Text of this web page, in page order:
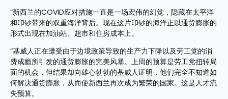
“新西兰的COVID应对措施一直是一场宏伟的幻觉，隐藏在太平洋
和印钞带来的双重海洋背后。现在这片印钞的海洋正以通货膨胀的
形式出现在加油站、超市和住房成本上。
“基威人正在遭受由于边境政策导致的生产力下降以及劳工党的消
费成瘾所引发的通货膨胀的完美风暴。上周的预算是劳工党扭转局
面的机会，但结果却向雄心勃勃的基威人证明，他们完全不知道如
何解决通货膨胀，从而使新西兰再次成为繁荣的国家。这是人才流
失预算。